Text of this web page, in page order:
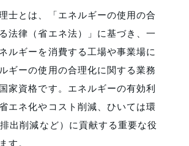
士とは、「エネルギーの使用の合
法律（省エネ法）」に基づき、一
ルギーを消費する工場や事業場に
ギーの使用の合理化に関する業務
家資格です。エネルギーの有効利
エネ化やコスト削減、ひいては環
出削減など）に貢献する重要な役
す。